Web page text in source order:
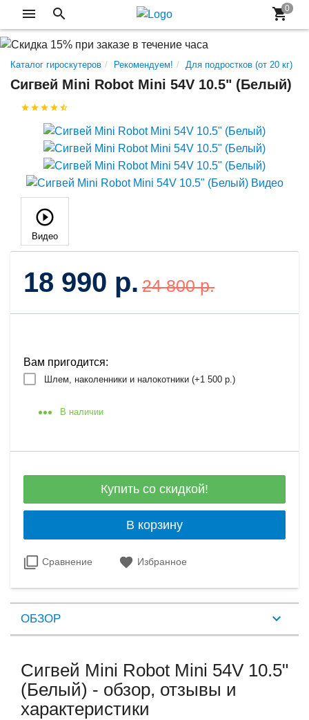
Каталог гироскутеров Рекомендуем! Для подростков (от 20 кг)
Сигвей Mini Robot Mini 54V 10.5" (Белый)
Видео
18 990 р. 24 800 р.
Вам пригодится:
Шлем, наколенники и налокотники (+1 500 р.)
В наличии
Купить со скидкой!
В корзину
Сравнение Избранное
ОБЗОР
Сигвей Mini Robot Mini 54V 10.5"
(Белый) - обзор, отзывы и
характеристики